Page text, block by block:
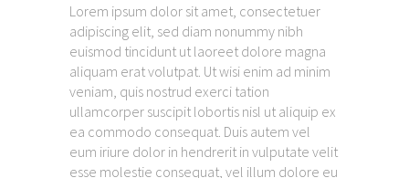
Lorem ipsum dolor sit amet, consectetuer
adipiscing elit, sed diam nonummy nibh
euismod tincidunt ut laoreet dolore magna
aliquam erat volutpat. Ut wisi enim ad minim
veniam, quis nostrud exerci tation
ullamcorper suscipit lobortis nisl ut aliquip ex
ea commodo consequat. Duis autem vel
eum iriure dolor in hendrerit in vulputate velit
esse molestie consequat, vel illum dolore eu